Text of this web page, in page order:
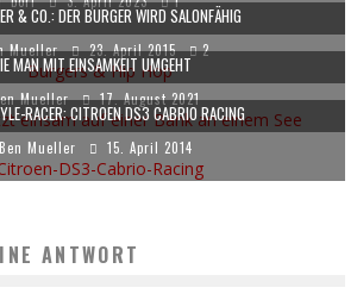
& CO.: DER BURGER WIRD SALONFÄHIG
Mueller 23. April 2015 2
MAN MIT EINSAMKEIT UMGEHT
Mueller 17. August 2021
RACER: CITROEN DS3 CABRIO RACING
Ben Mueller 15. April 2014
ANTWORT